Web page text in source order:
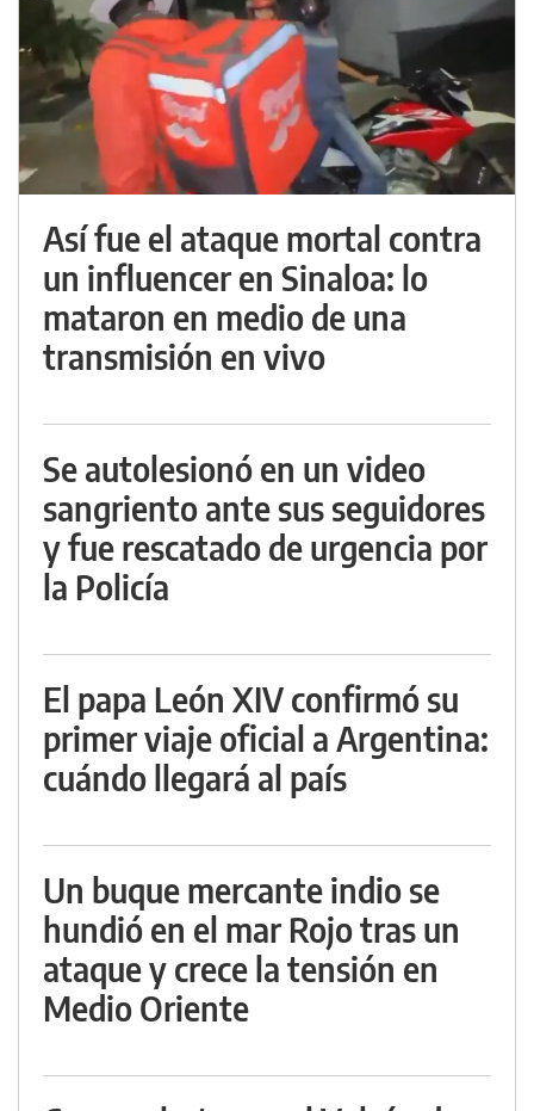
Así fue el ataque mortal contra
un influencer en Sinaloa: lo
mataron en medio de una
transmisión en vivo
Se autolesionó en un video
sangriento ante sus seguidores
y fue rescatado de urgencia por
la Policía
El papa León XIV confirmó su
primer viaje oficial a Argentina:
cuándo llegará al país
Un buque mercante indio se
hundió en el mar Rojo tras un
ataque y crece la tensión en
Medio Oriente